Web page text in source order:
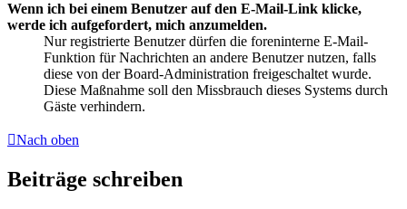
Wenn ich bei einem Benutzer auf den E-Mail-Link klicke,
werde ich aufgefordert, mich anzumelden.
Nur registrierte Benutzer dürfen die foreninterne E-Mail-
Funktion für Nachrichten an andere Benutzer nutzen, falls
diese von der Board-Administration freigeschaltet wurde.
Diese Maßnahme soll den Missbrauch dieses Systems durch
Gäste verhindern.
Nach oben
Beiträge schreiben